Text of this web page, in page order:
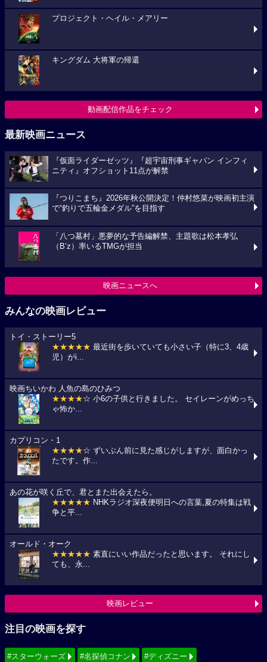
プロジェクト・ヘイル・メアリー
キングダム 大将軍の帰還
動画配信作品をチェック
最新映画ニュース
『仮面ライダーゼッツ』『超宇宙刑事ギャバン インフィ
ニティ』オフショット11点が解禁
『つりこまち』2026年秋公開決定！仲村悠菜が映画初主演
で“釣りで五輪金メダル”を目指す
「八つ墓村」悪夢的な予告編解禁、主題歌は松本孝弘
（B’z）率いるTMGが担当
映画ニュースへ
みんなの映画レビュー
トイ・ストーリー5
★★★★★ 最近街を歩いていても小さい子（特に3、4歳
児）がi...
映画ちいかわ 人魚の島のひみつ
★★★★☆ 小6の子供と行きました。 セイレーンがめっち
ゃ怖か...
カプリコン・1
★★★★☆ ずいぶん前に見た感じがしますが、面白かっ
たです。作...
あの花が咲く丘で、君とまた出会えたら。
★★★★★ NHKラジオ深夜便明日への言葉,夏の特集は戦
争と平...
オールド・オーク
★★★★★ 素直にいい作品だったと思います。 それにし
ても、永...
映画レビュー
注目の映画を探す
#スターウォーズ #名探偵コナン #ディズニー